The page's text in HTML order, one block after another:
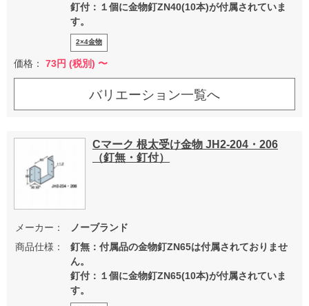
釘付：１個に金物釘ZN40(10本)が付属されていま
す。
2×4金物
価格： 73円 (税別) 〜
バリエーション一覧へ
Cマーク 根太受け金物 JH2-204・206
（釘無・釘付）
メーカー：
ノーブランド
商品仕様：
釘無：付属品の金物釘ZN65は付属されておりませ
ん。
釘付：１個に金物釘ZN65(10本)が付属されていま
す。